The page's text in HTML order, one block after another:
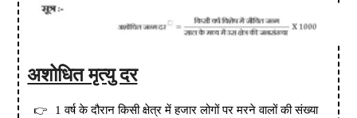
अशोधित मृत्यु दर
1 वर्ष के दौरान किसी क्षेत्र में हजार लोगों पर मरने वालों की संख्या